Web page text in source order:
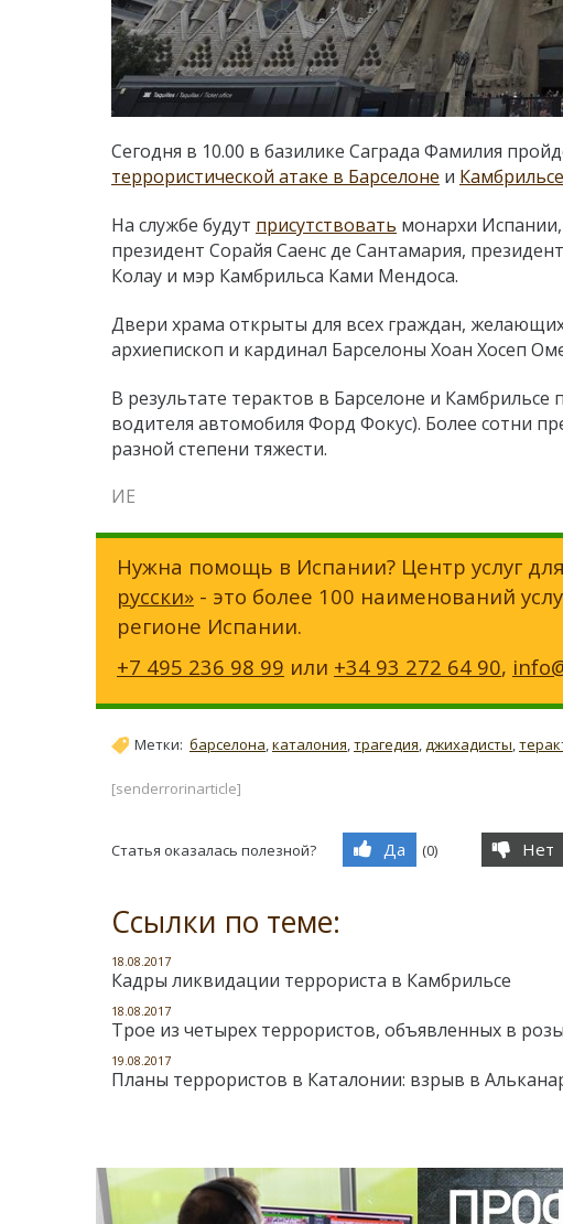
Сегодня в 10.00 в базилике Саграда Фамилия
террористической атаке в Барселоне и Камбрильсе
На службе будут присутствовать монархи
президент Сорайя Саенс де Сантамария,
Колау и мэр Камбрильса Ками Мендоса.
Двери храма открыты для всех граждан,
архиепископ и кардинал Барселоны Хоан Хосеп
В результате терактов в Барселоне и Камбрильсе
водителя автомобиля Форд Фокус). Более сотни
разной степени тяжести.
ИЕ
Нужна помощь в Испании? Центр услуг
русски» - это более 100 наименований
регионе Испании.
+7 495 236 98 99 или +34 93 272 64 90,
Метки: барселона,каталония,трагедия,джихадисты,
[senderrorinarticle]
Статья оказалась полезной? Да (0) Нет
Ссылки по теме:
18.08.2017
Кадры ликвидации террориста в Камбрильсе
18.08.2017
Трое из четырех террористов, объявленных в
19.08.2017
Планы террористов в Каталонии: взрыв в